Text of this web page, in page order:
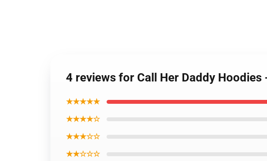
4 reviews for Call Her Daddy Hoodies
★★★★★
★★★★☆
★★★☆☆
★★☆☆☆